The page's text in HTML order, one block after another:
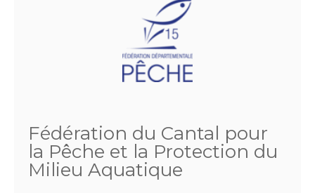
Fédération du Cantal pour
la Pêche et la Protection du
Milieu Aquatique